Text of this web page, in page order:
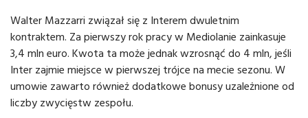
Walter Mazzarri związał się z Interem dwuletnim
kontraktem. Za pierwszy rok pracy w Mediolanie zainkasuje
3,4 mln euro. Kwota ta może jednak wzrosnąć do 4 mln, jeśli
Inter zajmie miejsce w pierwszej trójce na mecie sezonu. W
umowie zawarto również dodatkowe bonusy uzależnione od
liczby zwycięstw zespołu.